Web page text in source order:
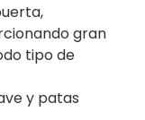
gran
tipo de
y patas